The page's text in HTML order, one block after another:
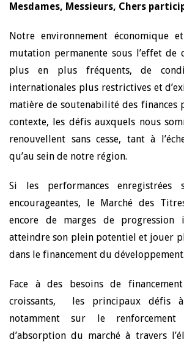
Mesdames, Messieurs, Chers
Notre environnement économique
mutation permanente sous l’effet de
plus en plus fréquents, de
internationales plus restrictives et
matière de soutenabilité des finances
contexte, les défis auxquels nous
renouvellent sans cesse, tant à
qu’au sein de notre région.
Si les performances enregistrées
encourageantes, le Marché des
encore de marges de progression
atteindre son plein potentiel et jouer
dans le financement du développement.
Face à des besoins de
croissants, les principaux défis
notamment sur le
d’absorption du marché à travers